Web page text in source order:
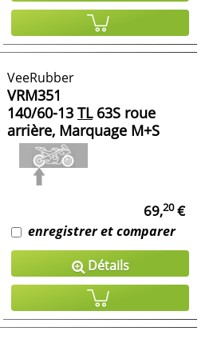
VeeRubber
VRM351
140/60-13 TL63S roue
arrière, Marquage M+S
69,20€
enregistrer et comparer
Détails